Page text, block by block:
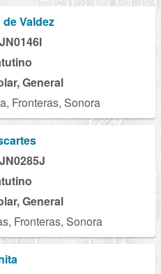
Valdez
General
Fronteras, Sonora
General
Fronteras, Sonora